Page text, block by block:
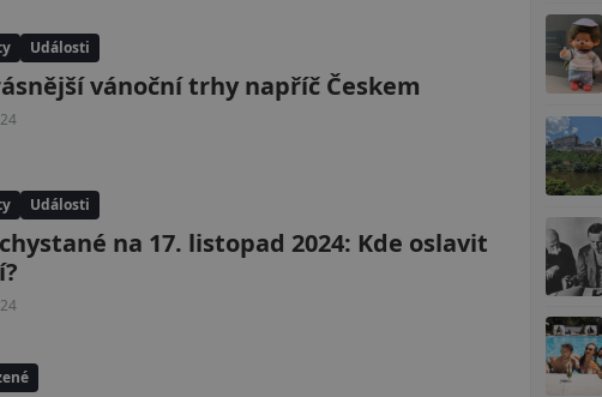
Události
vánoční trhy napříč Českem
Události
na 17. listopad 2024: Kde oslavit